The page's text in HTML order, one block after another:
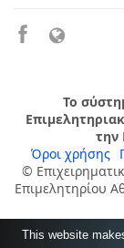
Το
την
Όροι χρήσης
©
Επιμελητηρίου
This website